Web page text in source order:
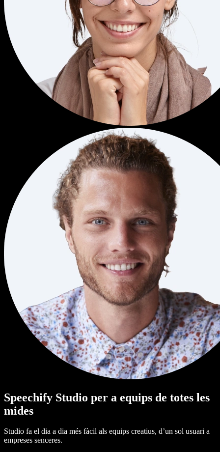
Speechify Studio per a equips de totes les
mides
Studio fa el dia a dia més fàcil als equips creatius, d’un sol usuari a
empreses senceres.